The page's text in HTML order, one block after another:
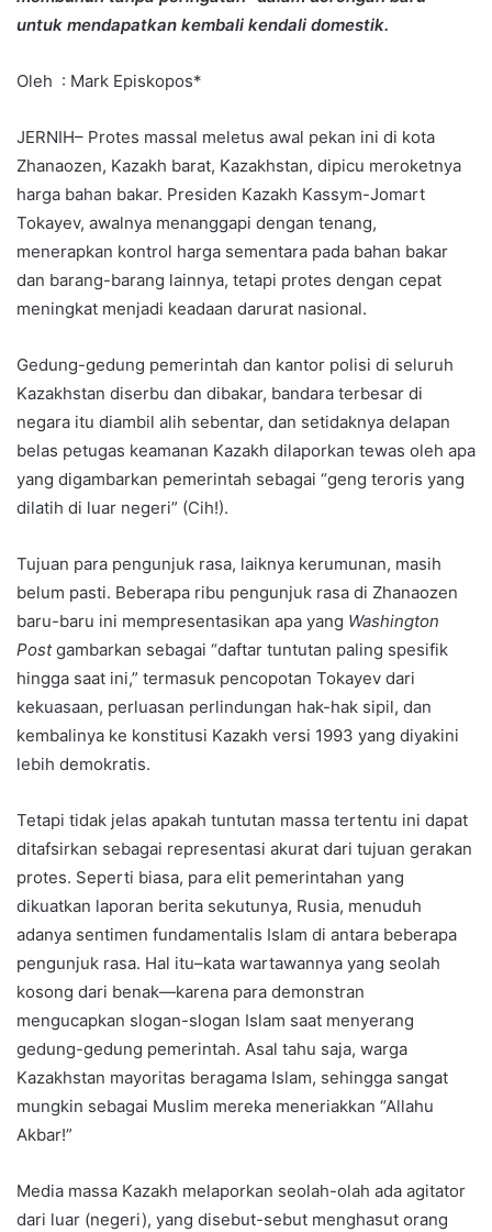
untuk mendapatkan kembali kendali domestik.
Oleh : Mark Episkopos*
JERNIH– Protes massal meletus awal pekan ini di kota
Zhanaozen, Kazakh barat, Kazakhstan, dipicu meroketnya
harga bahan bakar. Presiden Kazakh Kassym-Jomart
Tokayev, awalnya menanggapi dengan tenang,
menerapkan kontrol harga sementara pada bahan bakar
dan barang-barang lainnya, tetapi protes dengan cepat
meningkat menjadi keadaan darurat nasional.
Gedung-gedung pemerintah dan kantor polisi di seluruh
Kazakhstan diserbu dan dibakar, bandara terbesar di
negara itu diambil alih sebentar, dan setidaknya delapan
belas petugas keamanan Kazakh dilaporkan tewas oleh apa
yang digambarkan pemerintah sebagai “geng teroris yang
dilatih di luar negeri” (Cih!).
Tujuan para pengunjuk rasa, laiknya kerumunan, masih
belum pasti. Beberapa ribu pengunjuk rasa di Zhanaozen
baru-baru ini mempresentasikan apa yang Washington
Postgambarkan sebagai “daftar tuntutan paling spesifik
hingga saat ini,” termasuk pencopotan Tokayev dari
kekuasaan, perluasan perlindungan hak-hak sipil, dan
kembalinya ke konstitusi Kazakh versi 1993 yang diyakini
lebih demokratis.
Tetapi tidak jelas apakah tuntutan massa tertentu ini dapat
ditafsirkan sebagai representasi akurat dari tujuan gerakan
protes. Seperti biasa, para elit pemerintahan yang
dikuatkan laporan berita sekutunya, Rusia, menuduh
adanya sentimen fundamentalis Islam di antara beberapa
pengunjuk rasa. Hal itu–kata wartawannya yang seolah
kosong dari benak—karena para demonstran
mengucapkan slogan-slogan Islam saat menyerang
gedung-gedung pemerintah. Asal tahu saja, warga
Kazakhstan mayoritas beragama Islam, sehingga sangat
mungkin sebagai Muslim mereka meneriakkan “Allahu
Akbar!”
Media massa Kazakh melaporkan seolah-olah ada agitator
dari luar (negeri), yang disebut-sebut menghasut orang